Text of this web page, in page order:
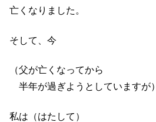
亡くなりました。
そして、今
（父が亡くなってから
半年が過ぎようとしていますが）
私は（はたして）